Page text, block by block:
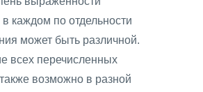
каждом по отдельности
может быть различной.
всех перечисленных
возможно в разной